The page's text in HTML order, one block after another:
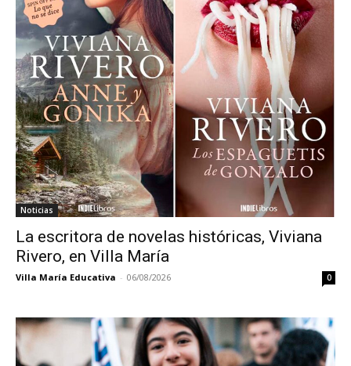
Noticias
La escritora de novelas históricas, Viviana
Rivero, en Villa María
Villa María Educativa - 06/08/2026 0